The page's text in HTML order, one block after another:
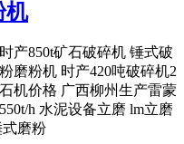
机
产850t矿石破碎机 锤式破
磨粉机 时产420吨破碎机2
机价格 广西柳州生产雷蒙
h 水泥设备立磨 lm立磨
式磨粉